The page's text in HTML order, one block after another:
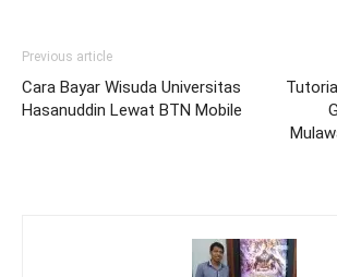
Previous article
Cara Bayar Wisuda Universitas
Hasanuddin Lewat BTN Mobile